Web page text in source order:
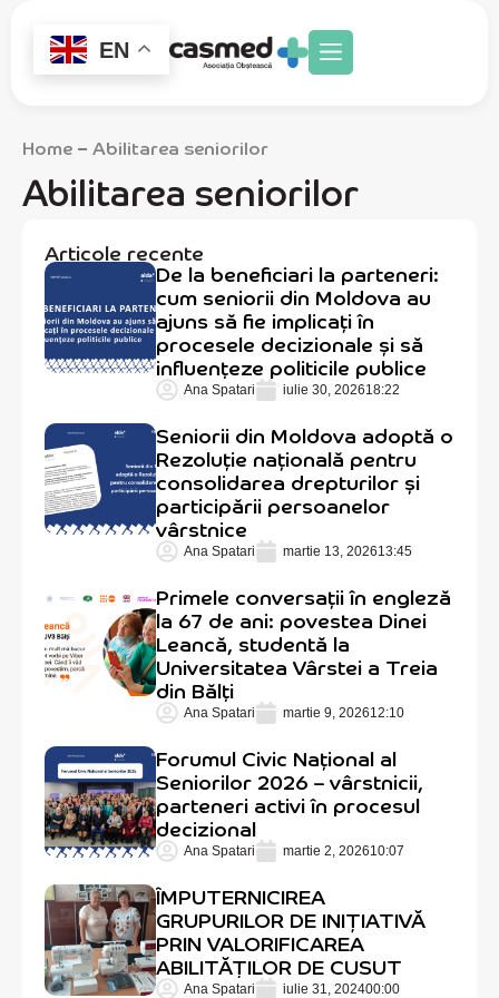
EN
Home – Abilitarea seniorilor
Abilitarea seniorilor
Articole recente
De la beneficiari la parteneri:
cum seniorii din Moldova au
ajuns să fie implicați în
procesele decizionale și să
influențeze politicile publice
Ana Spatari iulie 30, 202618:22
Seniorii din Moldova adoptă o
Rezoluție națională pentru
consolidarea drepturilor și
participării persoanelor
vârstnice
Ana Spatari martie 13, 202613:45
Primele conversații în engleză
la 67 de ani: povestea Dinei
Leancă, studentă la
Universitatea Vârstei a Treia
din Bălți
Ana Spatari martie 9, 202612:10
Forumul Civic Național al
Seniorilor 2026 – vârstnicii,
parteneri activi în procesul
decizional
Ana Spatari martie 2, 202610:07
ÎMPUTERNICIREA
GRUPURILOR DE INIȚIATIVĂ
PRIN VALORIFICAREA
ABILITĂȚILOR DE CUSUT
Ana Spatari iulie 31, 202400:00